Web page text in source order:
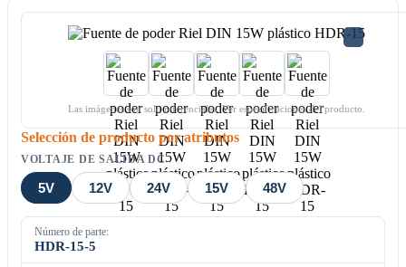
Las imágenes son solo referenciales. Ver especificaciones del producto.
Selección de producto por atributos
VOLTAJE DE SALIDA DC
5V 12V 24V 15V 48V
Número de parte:
HDR-15-5